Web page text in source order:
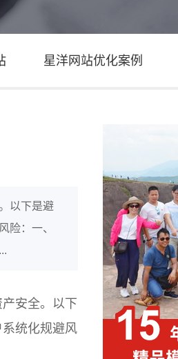
星洋网站优化案例
以下是避
险：一、
安全。以下
统化规避风